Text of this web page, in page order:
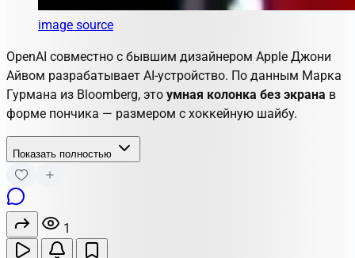
image source
OpenAI совместно с бывшим дизайнером Apple Джони
Айвом разрабатывает AI-устройство. По данным Марка
Гурмана из Bloomberg, это умная колонка без экрана в
форме пончика — размером с хоккейную шайбу.
Показать полностью
1